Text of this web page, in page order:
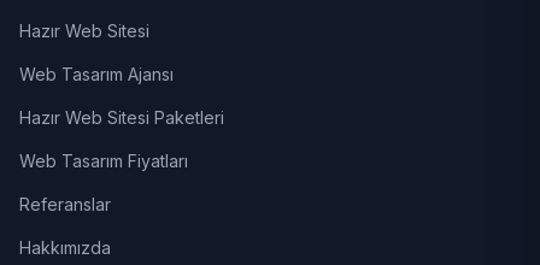
Hazır Web Sitesi
Web Tasarım Ajansı
Hazır Web Sitesi Paketleri
Web Tasarım Fiyatları
Referanslar
Hakkımızda